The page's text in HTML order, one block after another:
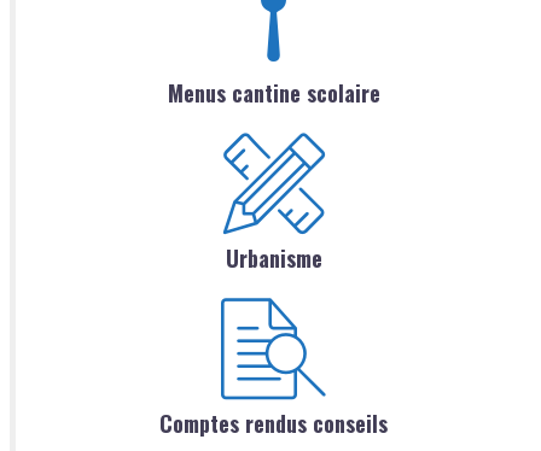
Menus cantine scolaire
Urbanisme
Comptes rendus conseils